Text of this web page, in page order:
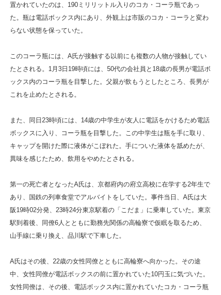
置かれていたのは、190ミリリットル入りのコカ・コーラ瓶であっ
た。瓶は電話ボックス内にあり、外観上は市販のコカ・コーラと変わ
らない状態を保っていた。
このコーラ瓶には、A氏が接触する以前にも複数の人物が接触してい
たとされる。1月3日19時頃には、50代の会社員と18歳の長男が電話ボ
ックス内のコーラ瓶を目撃した。父親が飲もうとしたところ、長男が
これを止めたとされる。
また、同日23時頃には、14歳の中学生が友人に電話をかけるため電話
ボックスに入り、コーラ瓶を目撃した。この中学生は瓶を手に取り、
キャップを開けた際に液体がこぼれた。手についた液体を舐めたが、
異味を感じたため、飲用をやめたとされる。
第一の死亡者となったA氏は、京都府内の府立高校に在学する2年生で
あり、国鉄の列車食堂でアルバイトをしていた。事件当日、A氏は大
阪19時02分発、23時24分東京駅着の「こだま」に乗車していた。東京
駅到着後、同僚6人とともに勤務先関係の高輪寮で仮眠を取るため、
山手線に乗り換え、品川駅で下車した。
A氏はその後、22歳の女性同僚とともに高輪寮へ向かった。その途
中、女性同僚が電話ボックスの前に置かれていた10円玉に気づいた。
女性同僚は、その後、電話ボックス内に置かれていたコカ・コーラ瓶